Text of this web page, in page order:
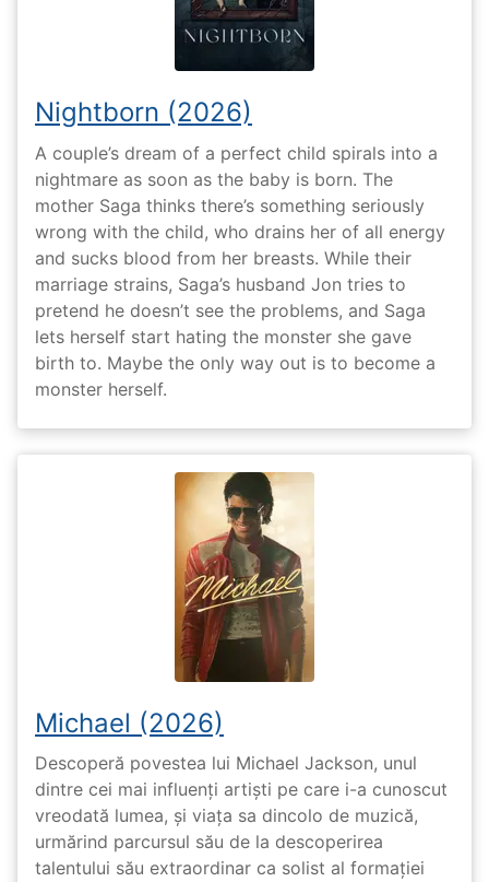
Nightborn (2026)
A couple’s dream of a perfect child spirals into a
nightmare as soon as the baby is born. The
mother Saga thinks there’s something seriously
wrong with the child, who drains her of all energy
and sucks blood from her breasts. While their
marriage strains, Saga’s husband Jon tries to
pretend he doesn’t see the problems, and Saga
lets herself start hating the monster she gave
birth to. Maybe the only way out is to become a
monster herself.
Michael (2026)
Descoperă povestea lui Michael Jackson, unul
dintre cei mai influenți artiști pe care i-a cunoscut
vreodată lumea, și viața sa dincolo de muzică,
urmărind parcursul său de la descoperirea
talentului său extraordinar ca solist al formației